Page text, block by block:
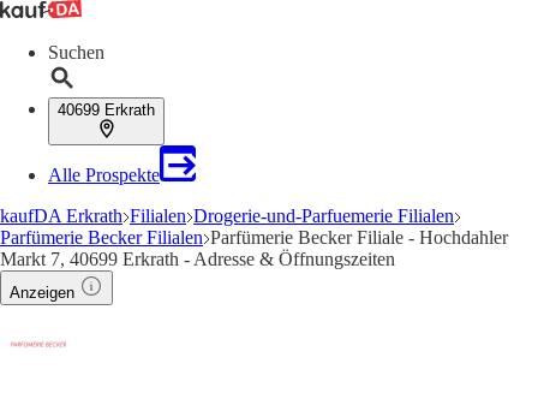
Suchen
40699 Erkrath
Alle Prospekte
kaufDA Erkrath Filialen Drogerie-und-Parfuemerie Filialen
Parfümerie Becker Filialen Parfümerie Becker Filiale - Hochdahler
Markt 7, 40699 Erkrath - Adresse & Öffnungszeiten
Anzeigen